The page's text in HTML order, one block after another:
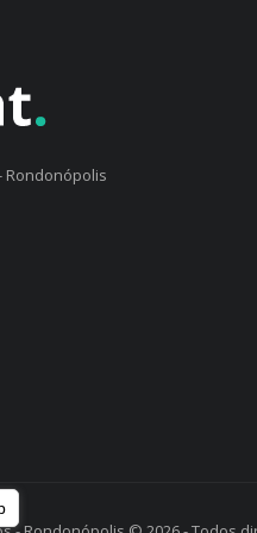
Rondonópolis